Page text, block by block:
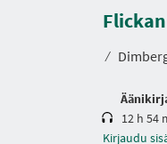
⁄
s
t
12 h 54
Kirjaudu